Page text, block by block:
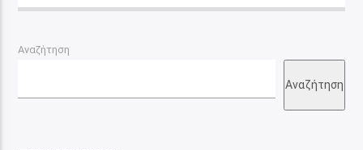
Αναζήτηση
Αναζήτηση